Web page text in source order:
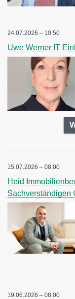
24.07.2026 – 10:50
Uwe Werner IT
15.07.2026 – 08:00
Heid
Sachverständigen
19.06.2026 – 08:00